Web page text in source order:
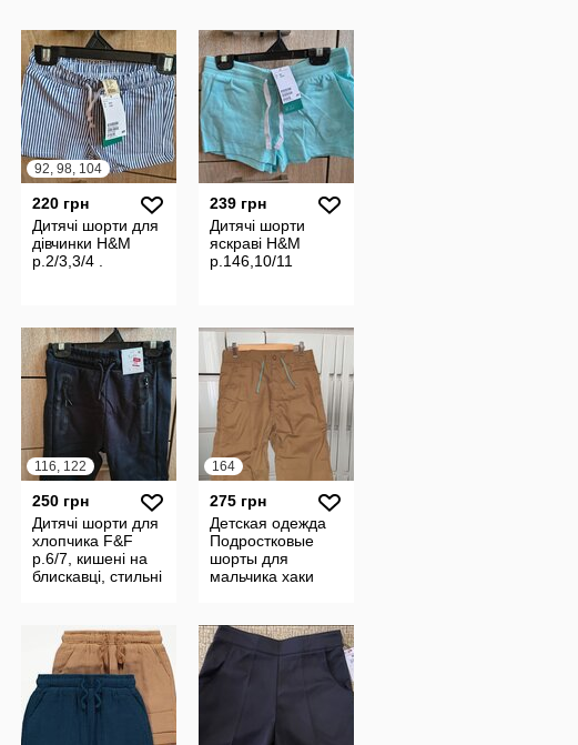
92, 98, 104
220 грн
Дитячі шорти для
дівчинки H&M
р.2/3,3/4 .
239 грн
Дитячі шорти
яскраві H&M
р.146,10/11
116, 122
250 грн
Дитячі шорти для
хлопчика F&F
р.6/7, кишені на
блискавці, стильні
164
275 грн
Детская одежда
Подростковые
шорты для
мальчика хаки